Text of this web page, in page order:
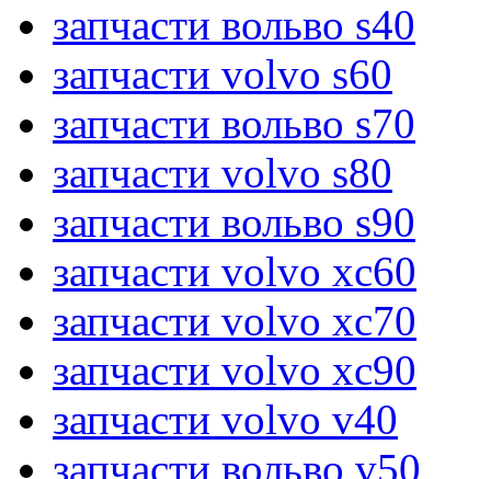
запчасти вольво s40
запчасти volvo s60
запчасти вольво s70
запчасти volvo s80
запчасти вольво s90
запчасти volvo xc60
запчасти volvo xc70
запчасти volvo xc90
запчасти volvo v40
запчасти вольво v50